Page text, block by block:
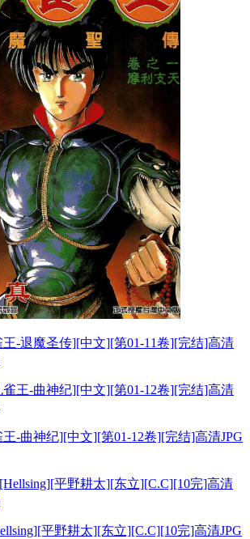
-退魔圣传][中文][第01-11卷][完结]高清
-曲神纪][中文][第01-12卷][完结]高清JPG
平野耕太][东立][C.C][10完]高清JPG